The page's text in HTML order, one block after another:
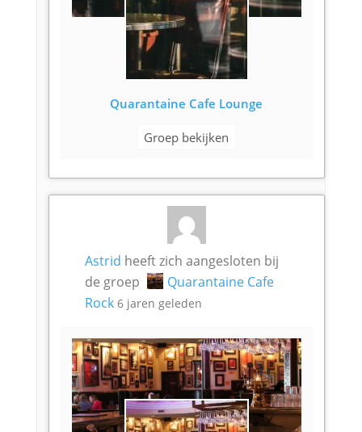
Quarantaine Cafe Lounge
Groep bekijken
Astrid heeft zich aangesloten bij
de groep
Quarantaine Cafe
Rock 6 jaren geleden